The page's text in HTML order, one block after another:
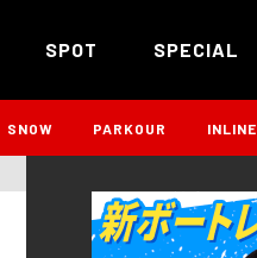
SPOT SPECIAL
SNOW PARKOUR INLINE